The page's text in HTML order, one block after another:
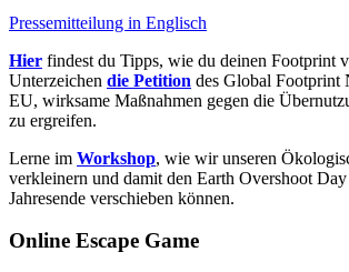
Pressemitteilung in Englisch
Hier findest du Tipps, wie du deinen Footprint
Unterzeichen die Petition des Global Footprint
EU, wirksame Maßnahmen gegen die
zu ergreifen.
Lerne im Workshop, wie wir unseren
verkleinern und damit den Earth Overshoot
Jahresende verschieben können.
Online Escape Game